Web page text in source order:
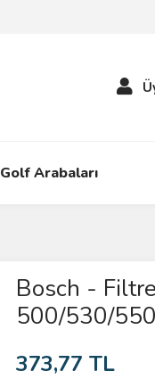
Golf Arabaları
Bosch -
500/530/
373,77 TL